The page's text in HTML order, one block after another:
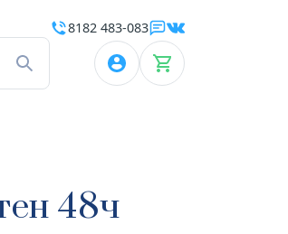
8182 483-083
48ч